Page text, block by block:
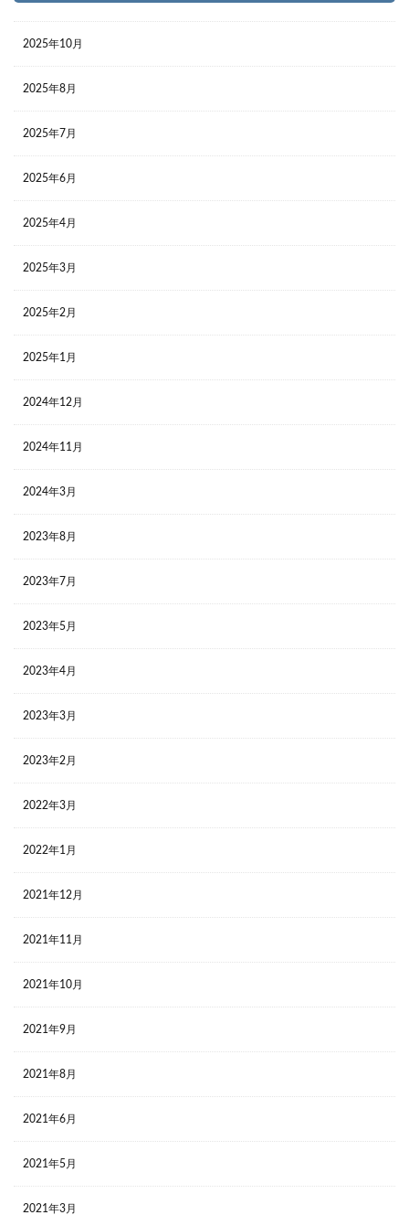
2025年10月
2025年8月
2025年7月
2025年6月
2025年4月
2025年3月
2025年2月
2025年1月
2024年12月
2024年11月
2024年3月
2023年8月
2023年7月
2023年5月
2023年4月
2023年3月
2023年2月
2022年3月
2022年1月
2021年12月
2021年11月
2021年10月
2021年9月
2021年8月
2021年6月
2021年5月
2021年3月